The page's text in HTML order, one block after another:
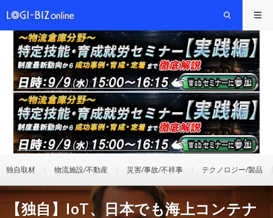
独自取材 物流施設/不動産 災害/事故/不祥事 テクノロジー/製品
【独自】IoT、日本でも海上コンテナ